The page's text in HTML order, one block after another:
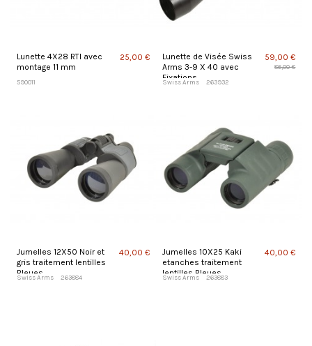
Lunette 4X28 RTI avec
montage 11 mm
590011
25,00 €
Lunette de Visée Swiss
Arms 3-9 X 40 avec
Fixations
Swiss Arms 263932
59,00 €
86,00 €
Jumelles 12X50 Noir et
gris traitement lentilles
Bleues
Swiss Arms 263884
40,00 €
Jumelles 10X25 Kaki
etanches traitement
lentilles Bleues
Swiss Arms 263883
40,00 €